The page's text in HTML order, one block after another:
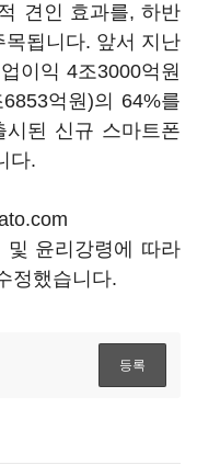
견인 효과를, 하반
됩니다. 앞서 지난
이익 4조3000억원
억원)의 64%를
된 신규 스마트폰
다.
및 윤리강령에 따라
정했습니다.